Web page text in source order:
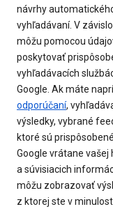
návrhy
vyhľadávaní. V
môžu pomocou
poskytovať
vyhľadávacích
Google. Ak máte
odporúčaní,
výsledky, vybrané
ktoré sú
Google vrátane vašej
a súvisiacich
môžu zobrazovať
z ktorej ste v